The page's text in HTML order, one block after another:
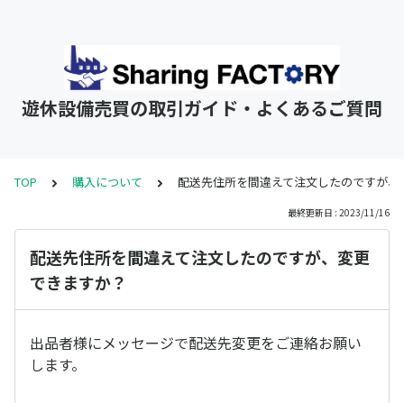
遊休設備売買の取引ガイド・よくあるご質問
TOP 購入について 配送先住所を間違えて注文したのですが
最終更新日 : 2023/11/16
配送先住所を間違えて注文したのですが、変更
できますか？
出品者様にメッセージで配送先変更をご連絡お願い
します。